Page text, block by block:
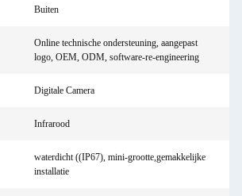
Buiten
Online technische ondersteuning, aangepast
logo, OEM, ODM, software-re-engineering
Digitale Camera
Infrarood
waterdicht ((IP67), mini-grootte,gemakkelijke
installatie